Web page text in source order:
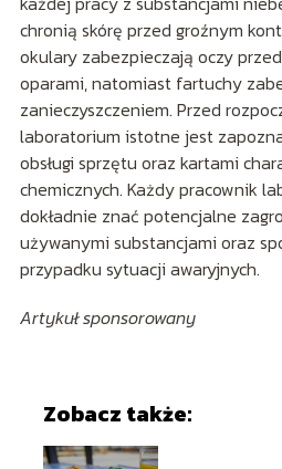
chronią skórę przed groźnym
okulary zabezpieczają oczy
oparami, natomiast fartuchy
zanieczyszczeniem. Przed
laboratorium istotne jest
obsługi sprzętu oraz kartami
chemicznych. Każdy pracownik
dokładnie znać potencjalne
używanymi substancjami oraz
przypadku sytuacji awaryjnych.
Artykuł sponsorowany
Zobacz także: